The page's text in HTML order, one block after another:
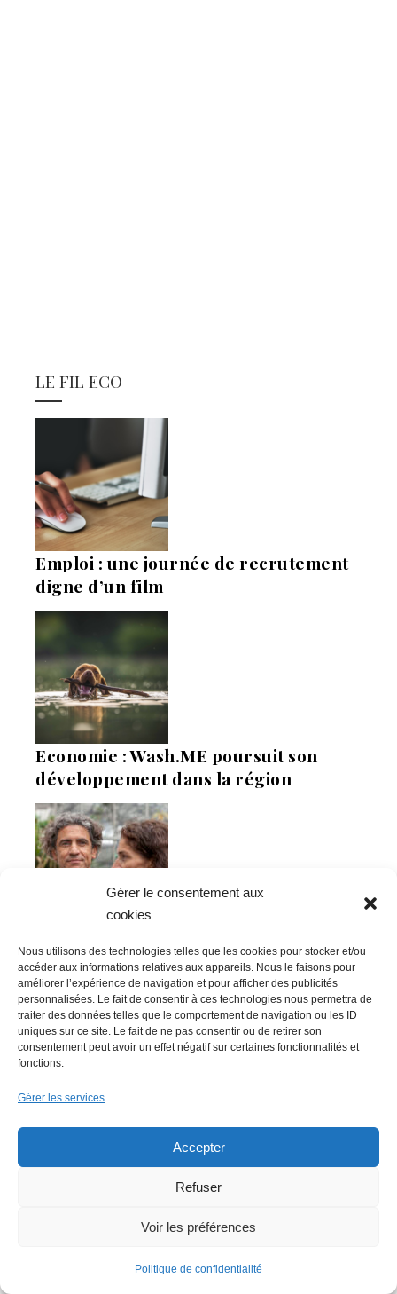
Gérer le consentement aux
cookies
Nous utilisons des technologies telles que les cookies pour stocker et/ou
accéder aux informations relatives aux appareils. Nous le faisons pour
améliorer l’expérience de navigation et pour afficher des publicités
personnalisées. Le fait de consentir à ces technologies nous permettra de
traiter des données telles que le comportement de navigation ou les ID
uniques sur ce site. Le fait de ne pas consentir ou de retirer son
consentement peut avoir un effet négatif sur certaines fonctionnalités et
fonctions.
Gérer les services
Accepter
Refuser
Voir les préférences
Politique de confidentialité
LE FIL ECO
Emploi : une journée de recrutement
digne d’un film
Economie : Wash.ME poursuit son
développement dans la région
La Mer Salée, maison d’édition,
soutenue par 300 citoyens
Flowrette rachetée, relocalise sa
production en France à Blain